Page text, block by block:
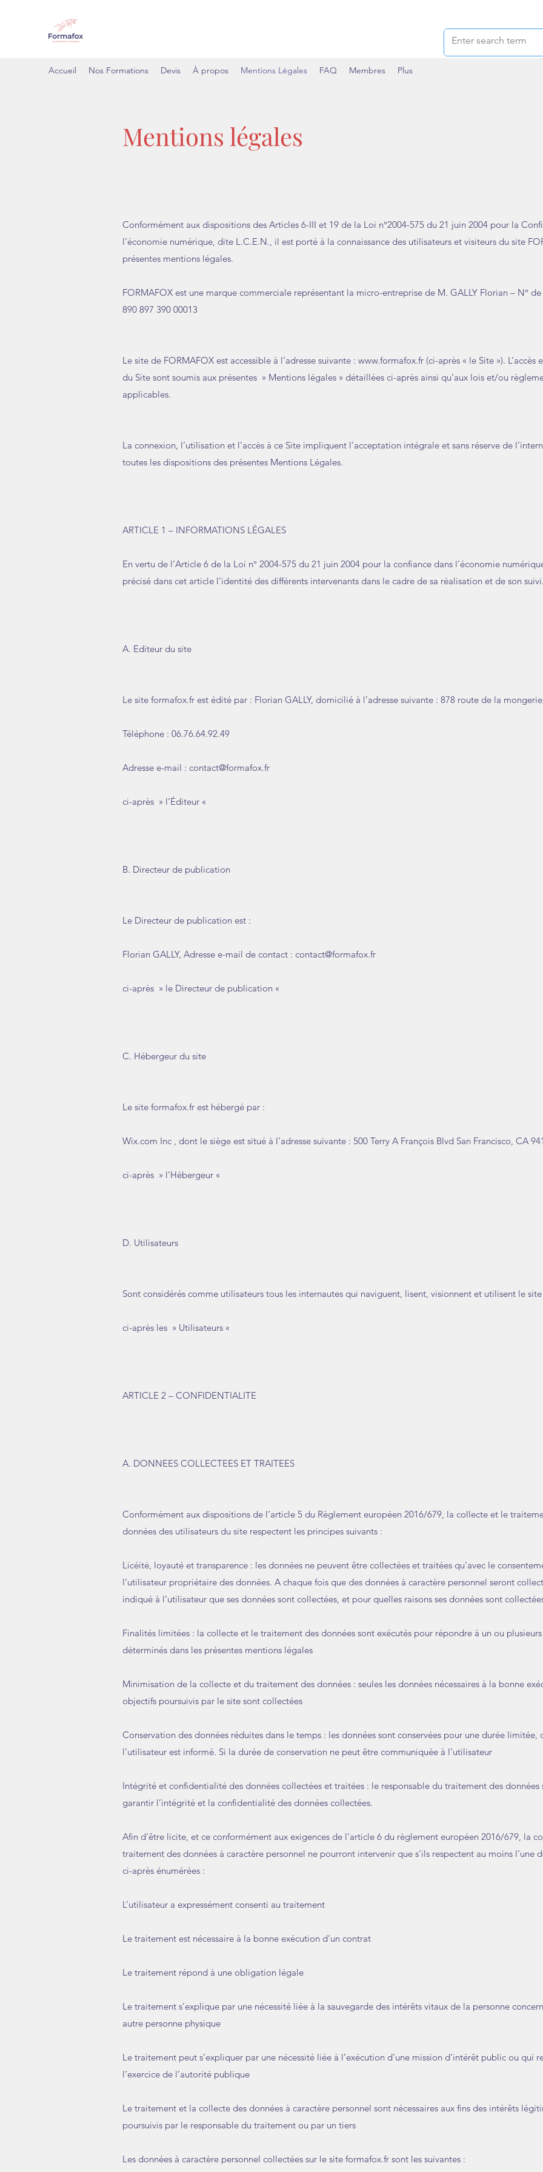
Accueil Nos Formations Devis À propos Mentions Légales FAQ Membres Plus
Mentions légales
Conformément aux dispositions des Articles 6-III et 19 de la Loi n°2004-575 du 21 juin 2004 pour la
l’économie numérique, dite L.C.E.N., il est porté à la connaissance des utilisateurs et visiteurs du site
présentes mentions légales.
FORMAFOX est une marque commerciale représentant la micro-entreprise de M. GALLY Florian – N° de
890 897 390 00013
Le site de FORMAFOX est accessible à l’adresse suivante : www.formafox.fr (ci-après « le Site »). L’accès
du Site sont soumis aux présentes » Mentions légales » détaillées ci-après ainsi qu’aux lois et/ou
applicables.
La connexion, l’utilisation et l’accès à ce Site impliquent l’acceptation intégrale et sans réserve de
toutes les dispositions des présentes Mentions Légales.
ARTICLE 1 – INFORMATIONS LÉGALES
En vertu de l’Article 6 de la Loi n° 2004-575 du 21 juin 2004 pour la confiance dans l’économie
précisé dans cet article l’identité des différents intervenants dans le cadre de sa réalisation et de son suivi.
A. Editeur du site
Le site formafox.fr est édité par : Florian GALLY, domicilié à l’adresse suivante : 878 route de la
Téléphone : 06.76.64.92.49
Adresse e-mail : contact@formafox.fr
ci-après » l’Éditeur «
B. Directeur de publication
Le Directeur de publication est :
Florian GALLY, Adresse e-mail de contact : contact@formafox.fr
ci-après » le Directeur de publication «
C. Hébergeur du site
Le site formafox.fr est hébergé par :
Wix.com Inc , dont le siège est situé à l’adresse suivante : ​500 Terry A François Blvd San Francisco, CA
ci-après » l’Hébergeur «
D. Utilisateurs
Sont considérés comme utilisateurs tous les internautes qui naviguent, lisent, visionnent et utilisent le
ci-après les » Utilisateurs «
ARTICLE 2 – CONFIDENTIALITE
A. DONNEES COLLECTEES ET TRAITEES
Conformément aux dispositions de l’article 5 du Règlement européen 2016/679, la collecte et le
données des utilisateurs du site respectent les principes suivants :
Licéité, loyauté et transparence : les données ne peuvent être collectées et traitées qu’avec le
l’utilisateur propriétaire des données. A chaque fois que des données à caractère personnel seront
indiqué à l’utilisateur que ses données sont collectées, et pour quelles raisons ses données sont
Finalités limitées : la collecte et le traitement des données sont exécutés pour répondre à un ou
déterminés dans les présentes mentions légales
Minimisation de la collecte et du traitement des données : seules les données nécessaires à la bonne
objectifs poursuivis par le site sont collectées
Conservation des données réduites dans le temps : les données sont conservées pour une durée limitée,
l’utilisateur est informé. Si la durée de conservation ne peut être communiquée à l’utilisateur
Intégrité et confidentialité des données collectées et traitées : le responsable du traitement des données
garantir l’intégrité et la confidentialité des données collectées.
Afin d’être licite, et ce conformément aux exigences de l’article 6 du règlement européen 2016/679, la
traitement des données à caractère personnel ne pourront intervenir que s’ils respectent au moins l’une
ci-après énumérées :
L’utilisateur a expressément consenti au traitement
Le traitement est nécessaire à la bonne exécution d’un contrat
Le traitement répond à une obligation légale
Le traitement s’explique par une nécessité liée à la sauvegarde des intérêts vitaux de la personne
autre personne physique
Le traitement peut s’expliquer par une nécessité liée à l’exécution d’une mission d’intérêt public ou qui
l’exercice de l’autorité publique
Le traitement et la collecte des données à caractère personnel sont nécessaires aux fins des intérêts
poursuivis par le responsable du traitement ou par un tiers
Les données à caractère personnel collectées sur le site formafox.fr sont les suivantes :